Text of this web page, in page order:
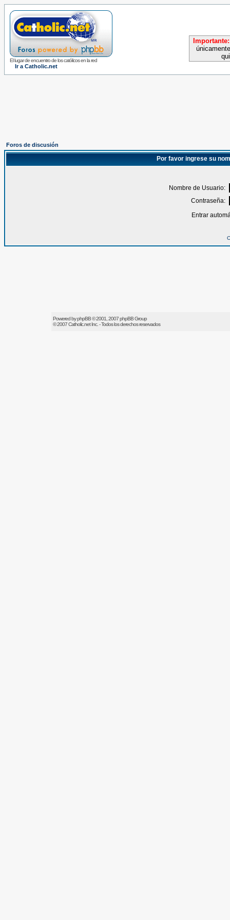
El lugar de encuentro de los católicos en la red
Ir a Catholic.net
Importante:
Foros de discusión
Por favor ingrese su
Nombre de Usuario:
Contraseña:
Entrar
Powered byphpBB© 2001, 2007 phpBB Group
© 2007Catholic.netInc. - Todos los derechos reservados